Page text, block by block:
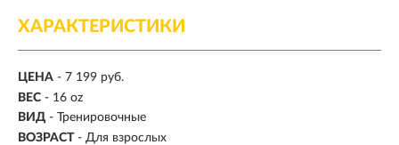
ХАРАКТЕРИСТИКИ
ЦЕНА - 7 199 руб.
ВЕС - 16 oz
ВИД - Тренировочные
ВОЗРАСТ - Для взрослых